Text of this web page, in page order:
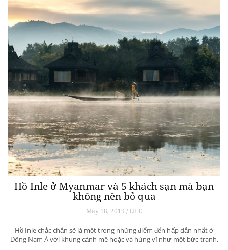
Hồ Inle ở Myanmar và 5 khách sạn mà bạn
không nên bỏ qua
May 18, 2019 / LIFE
Hồ Inle chắc chắn sẽ là một trong những điểm đến hấp dẫn nhất ở
Đông Nam Á với khung cảnh mê hoặc và hùng vĩ như một bức tranh.